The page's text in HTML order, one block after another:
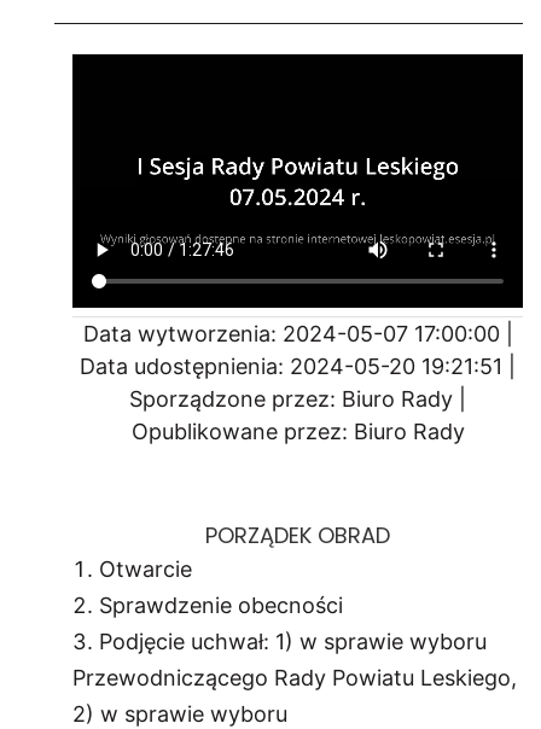
Data wytworzenia: 2024-05-07 17:00:00 |
Data udostępnienia: 2024-05-20 19:21:51 |
Sporządzone przez: Biuro Rady |
Opublikowane przez: Biuro Rady
PORZĄDEK OBRAD
Otwarcie
Sprawdzenie obecności
Podjęcie uchwał: 1) w sprawie wyboru
Przewodniczącego Rady Powiatu Leskiego,
2) w sprawie wyboru